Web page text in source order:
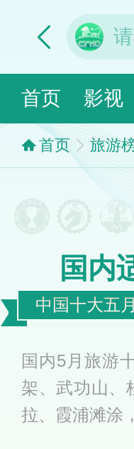
首页 影视
首页 旅游
国内
中国十大五
国内5月旅游
架、武功山、
拉、霞浦滩涂